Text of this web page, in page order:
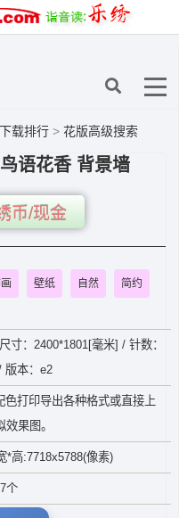
载排行 > 花版高级搜索
语花香 背景墙
币/现金
壁纸 自然 简约
寸：2400*1801[毫米] / 针数：
版本：e2
打印导出各种格式或直接上
果图。
*高:7718x5788(像素)
个